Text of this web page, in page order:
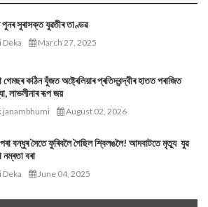
পুনৰ সুৰাসক্ত যুৱতীৰ তাণ্ডৱ
Deka March 27, 2025
কঠিন যুঁজত অষ্ট্ৰেলিয়াৰ প্ৰতিদ্বন্দ্বীৰ হাতত পৰাজিত
লাভলীনাৰ ৰূপ জয়
janambhumi August 02, 2026
পৰা বন্ধুৰ সৈতে ফুৰিবলৈ গৈছিল শ্বিলঙলৈ! আদবাটতে মৃত্যু যুৱ
বৰা
Deka June 04, 2025